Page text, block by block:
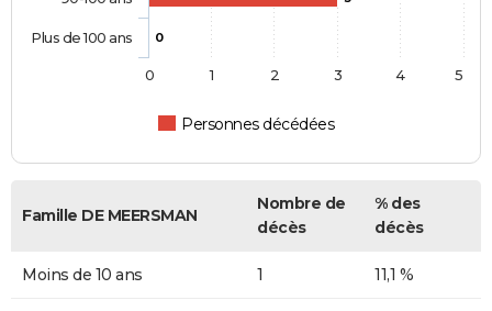
0
Personnes décédées
Plus de 100 ans
0 1 2 3 4 5
Famille DE MEERSMAN
Nombre de
décès
% des
décès
Moins de 10 ans 1 11,1 %